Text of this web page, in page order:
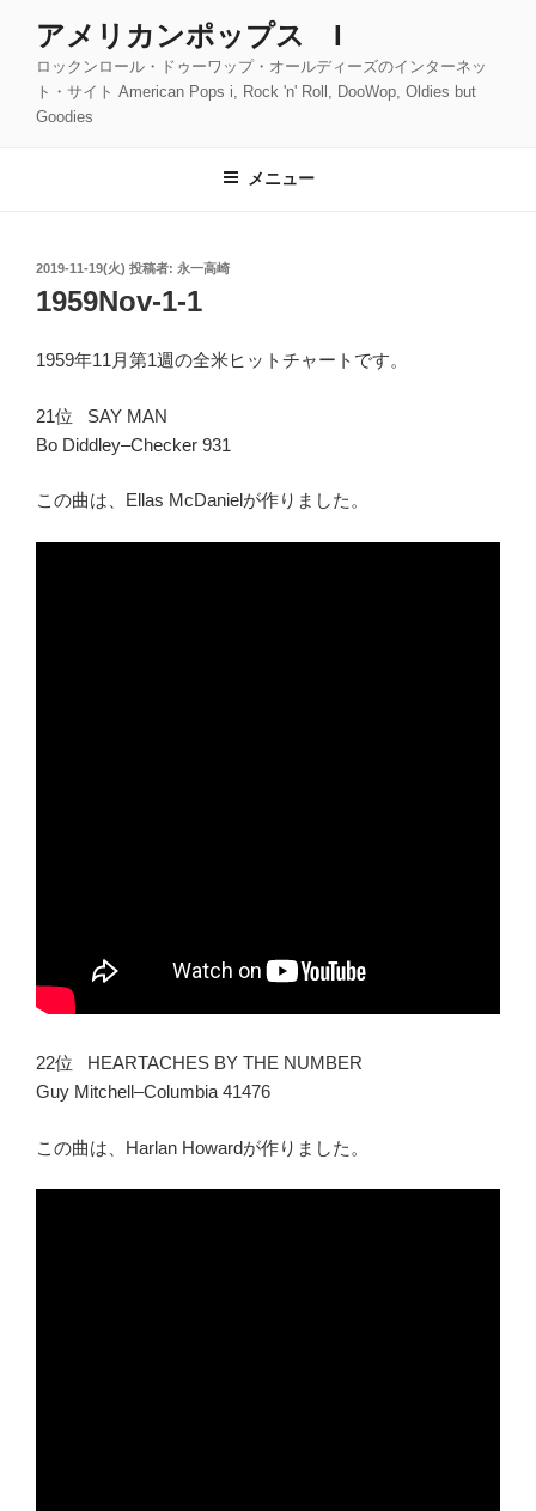
アメリカンポップス I
ロックンロール・ドゥーワップ・オールディーズのインターネッ
ト・サイト American Pops i, Rock 'n' Roll, DooWop, Oldies but
Goodies
メニュー
投
稿
日:
2019-11-19(火) 投稿者: 永一高崎
1959Nov-1-1
1959年11月第1週の全米ヒットチャートです。
21位 SAY MAN
Bo Diddley–Checker 931
この曲は、Ellas McDanielが作りました。
22位 HEARTACHES BY THE NUMBER
Guy Mitchell–Columbia 41476
この曲は、Harlan Howardが作りました。